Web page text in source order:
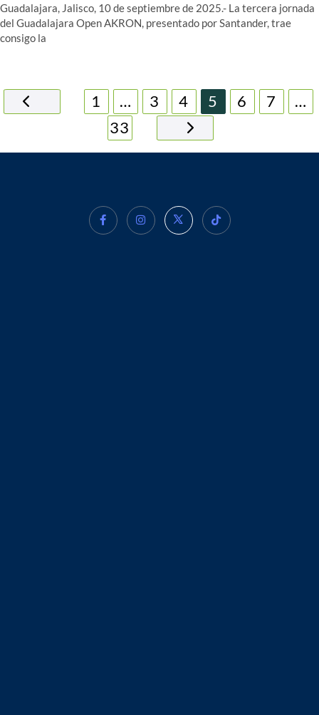
Guadalajara, Jalisco, 10 de septiembre de 2025.- La tercera jornada
del Guadalajara Open AKRON, presentado por Santander, trae
consigo la
1 … 3 4 5 6 7
…
33